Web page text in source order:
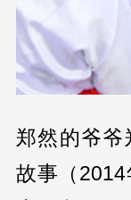
郑然的爷爷
故事（